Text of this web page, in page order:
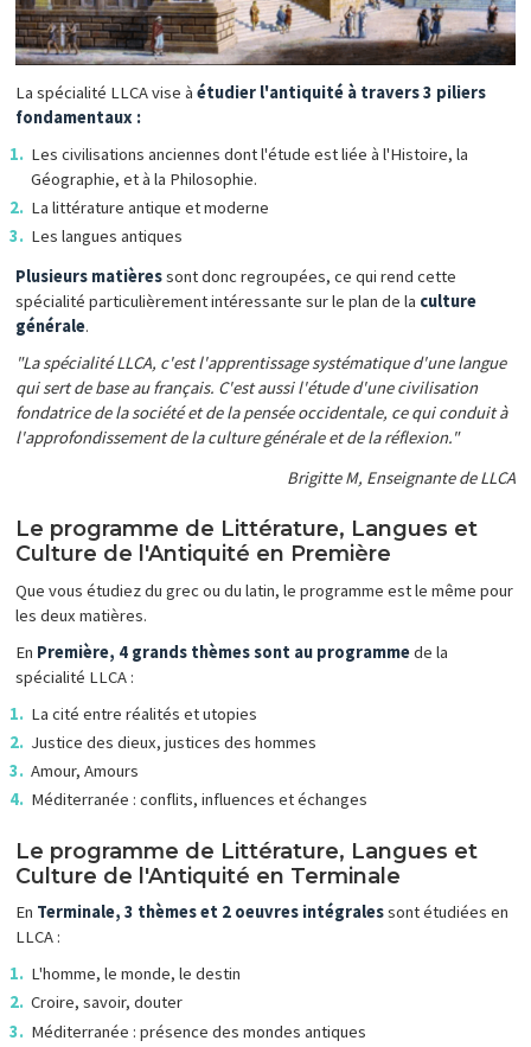
La spécialité LLCA vise à étudier l'antiquité à travers 3 piliers
fondamentaux :
Les civilisations anciennes dont l'étude est liée à l'Histoire, la
Géographie, et à la Philosophie.
La littérature antique et moderne
Les langues antiques
Plusieurs matièressont donc regroupées, ce qui rend cette
spécialité particulièrement intéressante sur le plan de la culture
générale.
"La spécialité LLCA, c'est l'apprentissage systématique d'une langue
qui sert de base au français. C'est aussi l'étude d'une civilisation
fondatrice de la société et de la pensée occidentale, ce qui conduit à
l'approfondissement de la culture générale et de la réflexion."
Brigitte M, Enseignante de LLCA
Le programme de Littérature, Langues et
Culture de l'Antiquité en Première
Que vous étudiez du grec ou du latin, le programme est le même pour
les deux matières.
En Première, 4 grands thèmes sont au programmede la
spécialité LLCA :
La cité entre réalités et utopies
Justice des dieux, justices des hommes
Amour, Amours
Méditerranée : conflits, influences et échanges
Le programme de Littérature, Langues et
Culture de l'Antiquité en Terminale
En Terminale, 3 thèmes et 2 oeuvres intégralessont étudiées en
LLCA :
L'homme, le monde, le destin
Croire, savoir, douter
Méditerranée : présence des mondes antiques